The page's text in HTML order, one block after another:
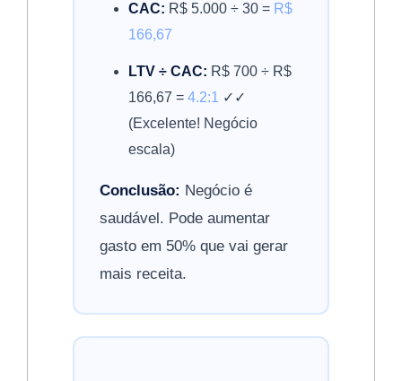
CAC: R$ 5.000 ÷ 30 = R$
166,67
LTV ÷ CAC: R$ 700 ÷ R$
166,67 = 4.2:1 ✓✓
(Excelente! Negócio
escala)
Conclusão: Negócio é
saudável. Pode aumentar
gasto em 50% que vai gerar
mais receita.